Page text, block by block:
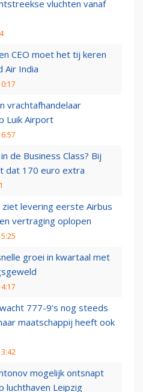
vluchten vanaf
CEO moet het tij keren
Air India
vrachtafhandelaar
Luik Airport
de Business Class? Bij
dat 170 euro extra
ziet levering eerste Airbus
vertraging oplopen
groei in kwartaal met
777-9’s nog steeds
maatschappij heeft ook
mogelijk ontsnapt
luchthaven Leipzig